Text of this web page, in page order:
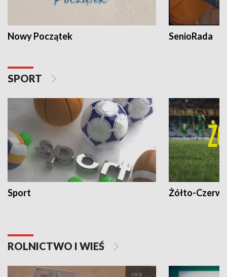
Nowy Początek SenioRada
SPORT
Sport Żółto-
ROLNICTWO I WIEŚ